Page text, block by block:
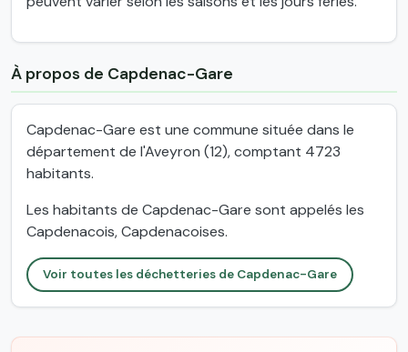
À propos de Capdenac-Gare
Capdenac-Gare est une commune située dans le
département de l'Aveyron (12), comptant 4723
habitants.
Les habitants de Capdenac-Gare sont appelés les
Capdenacois, Capdenacoises.
Voir toutes les déchetteries de Capdenac-Gare